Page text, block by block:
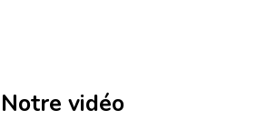
Notre vidéo